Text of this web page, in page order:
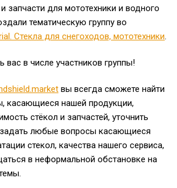
запчасти для мототехники и водного
тематическую группу во
Стекла для снегоходов, мототехники.
в числе участников группы!
вы всегда сможете найти
касающиеся нашей продукции,
стёкол и запчастей, уточнить
любые вопросы касающиеся
стекол, качества нашего сервиса,
в неформальной обстановке на